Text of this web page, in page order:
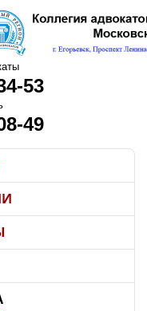
53
49